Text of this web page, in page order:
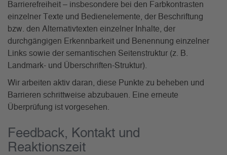
Barrierefreiheit – insbesondere bei den Farbkontrasten
einzelner Texte und Bedienelemente, der Beschriftung
bzw. den Alternativtexten einzelner Inhalte, der
durchgängigen Erkennbarkeit und Benennung einzelner
Links sowie der semantischen Seitenstruktur (z. B.
Landmark- und Überschriften-Struktur).
Wir arbeiten aktiv daran, diese Punkte zu beheben und
Barrieren schrittweise abzubauen. Eine erneute
Überprüfung ist vorgesehen.
Feedback, Kontakt und
Reaktionszeit